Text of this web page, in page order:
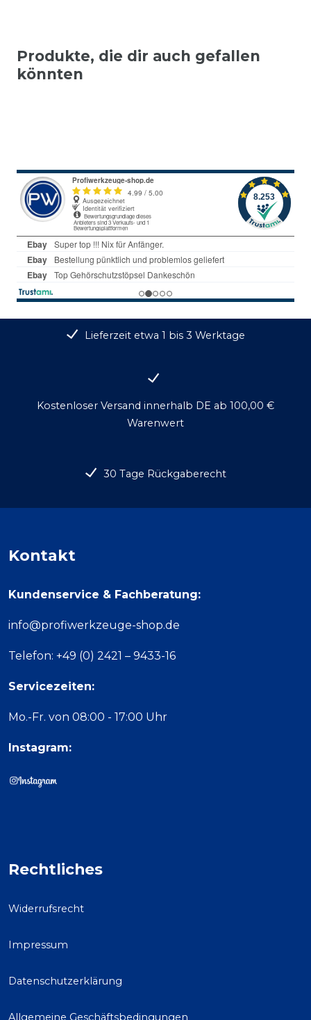
Produkte, die dir auch gefallen
könnten
Lieferzeit etwa 1 bis 3 Werktage
Kostenloser Versand innerhalb DE ab 100,00 €
Warenwert
30 Tage Rückgaberecht
Kontakt
Kundenservice & Fachberatung:
info@profiwerkzeuge-shop.de
Telefon: +49 (0) 2421 – 9433-16
Servicezeiten:
Mo.-Fr. von 08:00 - 17:00 Uhr
Instagram:
Rechtliches
Widerrufsrecht
Impressum
Datenschutzerklärung
Allgemeine Geschäftsbedingungen